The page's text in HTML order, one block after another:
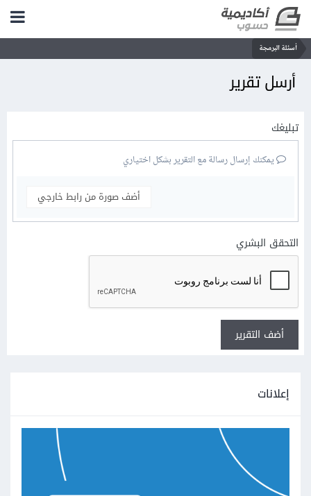
أسئلة البرمجة
أرسل تقرير
تبليغك
يمكنك إرسال رسالة مع التقرير بشكل اختياري
أضف صورة من رابط خارجي
التحقق البشري
أضف التقرير
إعلانات